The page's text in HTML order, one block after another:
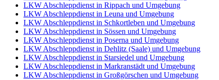
LKW Abschleppdienst in Rippach und Umgebung
LKW Abschleppdienst in Leuna und Umgebung
LKW Abschleppdienst in Schkortleben und Umgebung
LKW Abschleppdienst in Sössen und Umgebung
LKW Abschleppdienst in Poserna und Umgebung
LKW Abschleppdienst in Dehlitz (Saale) und Umgebung
LKW Abschleppdienst in Starsiedel und Umgebung
LKW Abschleppdienst in Markranstädt und Umgebung
LKW Abschleppdienst in Großgörschen und Umgebung